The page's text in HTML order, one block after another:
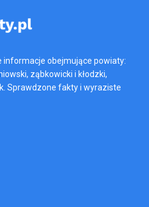
informacje obejmujące powiaty:
ząbkowicki i kłodzki,
Sprawdzone fakty i wyraziste